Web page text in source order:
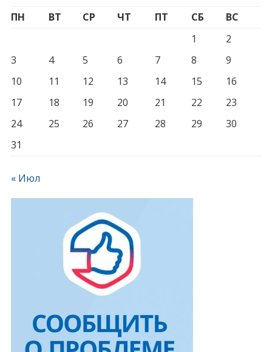
ПН ВТ СР ЧТ ПТ СБ
ВС
1
2
3
4 5 6 7 8
9
10
11 12 13 14 15
16
17
18 19 20 21 22
23
24
25 26 27 28 29
30
31
« Июл